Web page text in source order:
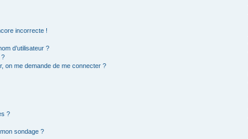
incorrecte !
d’utilisateur ?
?
on me demande de me connecter ?
?
sondage ?